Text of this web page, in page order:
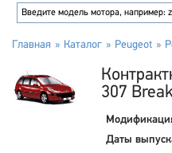
Главная Каталог Peugeot
307
Даты